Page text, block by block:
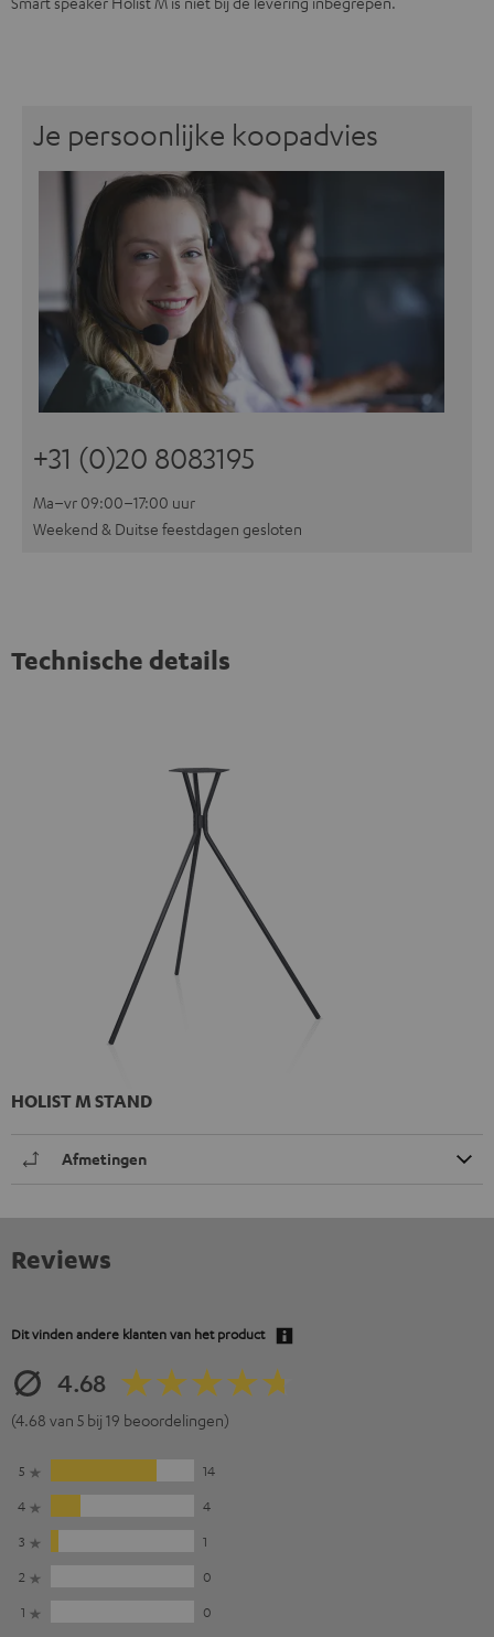
Je persoonlijke koopadvies
+31 (0)20 8083195
Ma–vr 09:00–17:00 uur
Weekend & Duitse feestdagen gesloten
Technische details
HOLIST M STAND
Afmetingen
Reviews
Dit vinden andere klanten van het product
4.68
(4.68 van 5 bij 19 beoordelingen)
5
14
4
4
3
1
2
0
1
0